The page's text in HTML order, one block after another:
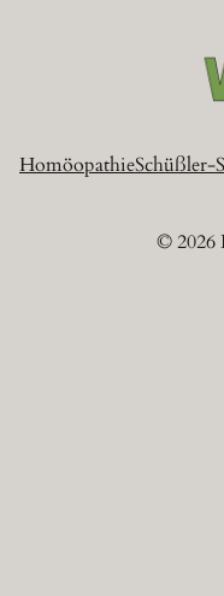
HomöopathieSchüßler-
© 2026